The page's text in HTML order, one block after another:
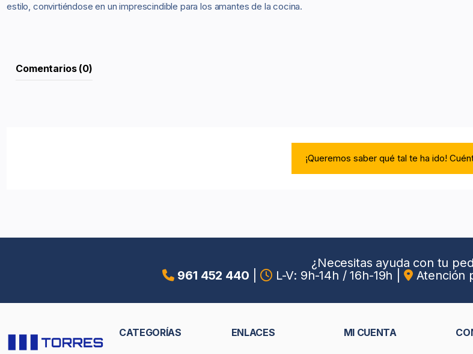
estilo, convirtiéndose en un imprescindible para los amantes de la cocina.
Comentarios (0)
¡Queremos saber qué tal te ha ido!
¿Necesitas ayuda con tu
961 452 440
L-V: 9h-14h / 16h-19h Atención
CATEGORÍAS ENLACES MI CUENTA